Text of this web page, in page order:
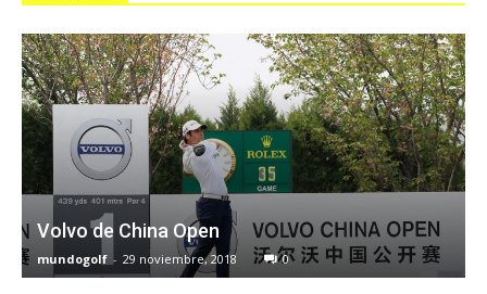
Volvo de China Open
mundogolf - 29 noviembre, 2018 0